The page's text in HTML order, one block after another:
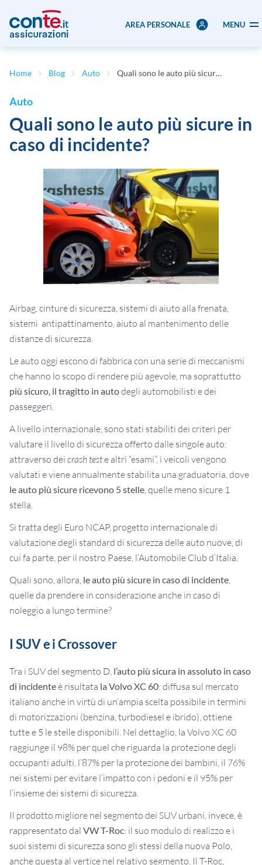
AREA PERSONALE MENU
Home Blog Auto Quali sono le auto più sicure in caso di incidente?
Auto
Quali sono le auto più sicure in
caso di incidente?
Airbag, cinture di sicurezza, sistemi di aiuto alla frenata,
sistemi antipattinamento, aiuto al mantenimento delle
distanze di sicurezza.
Le auto oggi escono di fabbrica con una serie di meccanismi
che hanno lo scopo di rendere più agevole, ma soprattutto
più sicuro, il tragitto in autodegli automobilisti e dei
passeggeri.
A livello internazionale, sono stati stabiliti dei criteri per
valutare il livello di sicurezza offerto dalle singole auto:
attraverso dei crash teste altri “esami”, i veicoli vengono
valutati e viene annualmente stabilita una graduatoria, dove
le auto più sicure ricevono 5 stelle, quelle meno sicure 1
stella.
Si tratta degli Euro NCAP, progetto internazionale di
valutazione degli standard di sicurezza delle auto nuove, di
cui fa parte, per il nostro Paese, l’Automobile Club d’Italia.
Quali sono, allora, le auto più sicure in caso di incidente,
quelle da prendere in considerazione anche in caso di
noleggio a lungo termine?
I SUV e i Crossover
Tra i SUV del segmento D, l’auto più sicura in assoluto in caso
di incidenteè risultata la Volvo XC 60: diffusa sul mercato
italiano anche in virtù di un’ampia scelta possibile in termini
di motorizzazioni (benzina, turbodiesel e ibrido), ottiene
tutte e 5 le stelle disponibili. Nel dettaglio, la Volvo XC 60
raggiunge il 98% per quel che riguarda la protezione degli
occupanti adulti, l’87% per la protezione dei bambini, il 76%
nei sistemi per evitare l’impatto con i pedoni e il 95% per
l’insieme dei sistemi di sicurezza.
Il prodotto migliore nel segmento dei SUV urbani, invece, è
rappresentato dal VW T-Roc: il suo modulo di realizzo e i
suoi sistemi di sicurezza sono gli stessi della nuova Polo,
anche questa al vertice nel relativo segmento. Il T-Roc,